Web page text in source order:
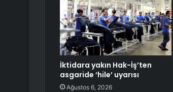
İktidara yakın Hak-İş’ten
asgaride ‘hile’ uyarısı
Ağustos 6, 2026